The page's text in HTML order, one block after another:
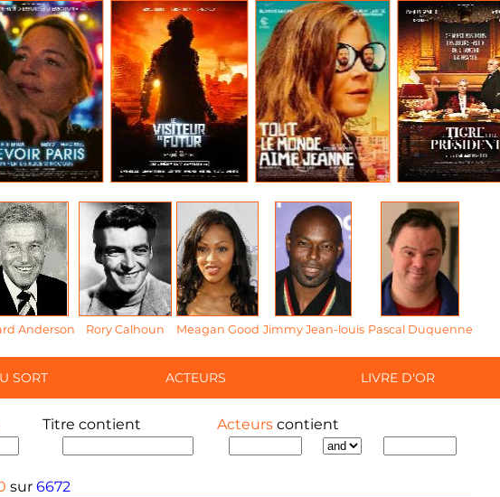
Anderson Rory Calhoun Meagan Good Jimmy Jean-louis Pascal Duquenne
SORT ACTEURS LIVRE D'OR
Titre contient Acteurs contient
sur 6672